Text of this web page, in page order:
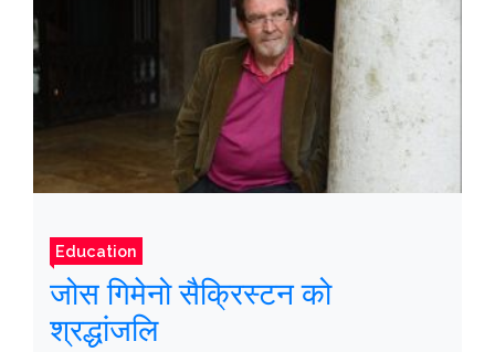
Education
जोस गिमेनो सैक्रिस्टन को
श्रद्धांजलि